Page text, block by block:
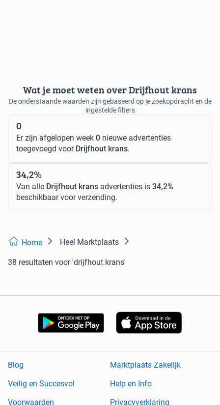
Wat je moet weten over Drijfhout krans
De onderstaande waarden zijn gebaseerd op je zoekopdracht en de
ingestelde filters
0
Er zijn afgelopen week 0 nieuwe advertenties
toegevoegd voor Drijfhout krans.
34,2%
Van alle Drijfhout krans advertenties is 34,2%
beschikbaar voor verzending.
Home Heel Marktplaats
38 resultaten voor 'drijfhout krans'
Blog
Marktplaats Zakelijk
Veilig en Succesvol
Help en Info
Voorwaarden
Privacyverklaring